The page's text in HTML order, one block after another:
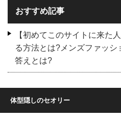
おすすめ記事
【初めてこのサイトに来た
る方法とは?メンズファッ
答えとは?
体型隠しのセオリー